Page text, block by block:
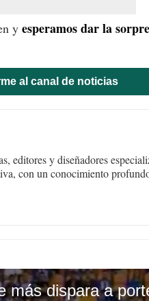
y esperamos dar la
al canal de noticias
editores y diseñadores
con un conocimiento